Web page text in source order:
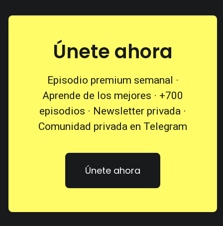
Únete ahora
Episodio premium semanal ·
Aprende de los mejores · +700
episodios · Newsletter privada ·
Comunidad privada en Telegram
Únete ahora